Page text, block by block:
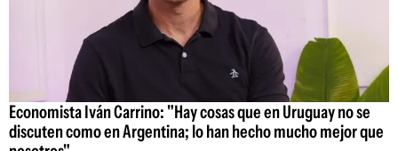
Economista Iván Carrino: "Hay cosas que en Uruguay no se
discuten como en Argentina; lo han hecho mucho mejor que